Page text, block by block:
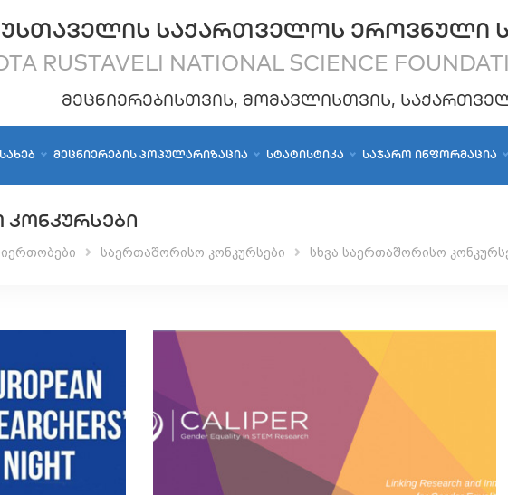
ᲡᲐᲥᲐᲠᲗᲕᲔᲚᲝᲡ ᲔᲠᲝᲕᲜᲣᲚᲘ
RUSTAVELI NATIONAL SCIENCE
ᲛᲔᲪᲜᲘᲔᲠᲔᲑᲘᲡᲗᲕᲘᲡ, ᲛᲝᲛᲐᲕᲚᲘᲡᲗᲕᲘᲡ,
ᲛᲔᲪᲜᲘᲔᲠᲔᲑᲘᲡ ᲞᲝᲞᲣᲚᲐᲠᲘᲖᲐᲪᲘᲐ ᲡᲢᲐᲢᲘᲡᲢᲘᲙᲐ ᲡᲐᲯᲐᲠᲝ ᲘᲜᲤᲝᲠᲛᲐᲪᲘᲐ
საერთაშორისო კონკურსები სხვა საერთაშორისო